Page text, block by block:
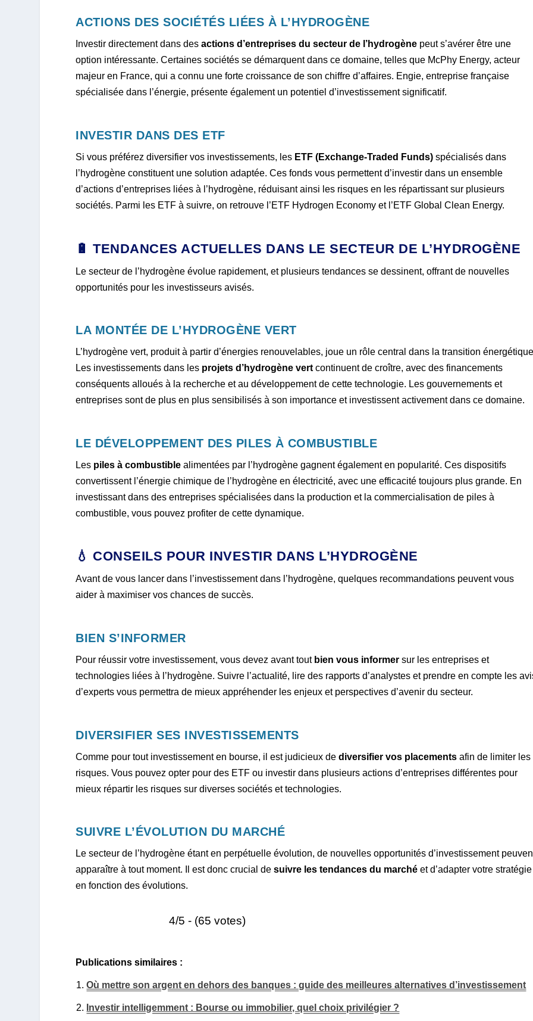
ACTIONS DES SOCIÉTÉS LIÉES À L’HYDROGÈNE
Investir directement dans desactions d’entreprises du secteur de l’hydrogène peut s’avérer être une
option intéressante. Certaines sociétés se démarquent dans ce domaine, telles que McPhy Energy, acteur
majeur en France, qui a connu une forte croissance de son chiffre d’affaires. Engie, entreprise française
spécialisée dans l’énergie, présente également un potentiel d’investissement significatif.
INVESTIR DANS DES ETF
Si vous préférez diversifier vos investissements, les ETF (Exchange-Traded Funds) spécialisés dans
l’hydrogène constituent une solution adaptée. Ces fonds vous permettent d’investir dans un ensemble
d’actions d’entreprises liées à l’hydrogène, réduisant ainsi les risques en les répartissant sur plusieurs
sociétés. Parmi les ETF à suivre, on retrouve l’ETF Hydrogen Economy et l’ETF Global Clean Energy.
🔋 TENDANCES ACTUELLES DANS LE SECTEUR DE L’HYDROGÈNE
Le secteur de l’hydrogène évolue rapidement, et plusieurs tendances se dessinent, offrant de nouvelles
opportunités pour les investisseurs avisés.
LA MONTÉE DE L’HYDROGÈNE VERT
L’hydrogène vert, produit à partir d’énergies renouvelables, joue un rôle central dans la transition
Les investissements dans les projets d’hydrogène vert continuent de croître, avec des financements
conséquents alloués à la recherche et au développement de cette technologie. Les gouvernements et
entreprises sont de plus en plus sensibilisés à son importance et investissent activement dans ce domaine.
LE DÉVELOPPEMENT DES PILES À COMBUSTIBLE
Les piles à combustible alimentées par l’hydrogène gagnent également en popularité. Ces dispositifs
convertissent l’énergie chimique de l’hydrogène en électricité, avec une efficacité toujours plus grande. En
investissant dans des entreprises spécialisées dans la production et la commercialisation de piles à
combustible, vous pouvez profiter de cette dynamique.
💧 CONSEILS POUR INVESTIR DANS L’HYDROGÈNE
Avant de vous lancer dans l’investissement dans l’hydrogène, quelques recommandations peuvent vous
aider à maximiser vos chances de succès.
BIEN S’INFORMER
Pour réussir votre investissement, vous devez avant tout bien vous informer sur les entreprises et
technologies liées à l’hydrogène. Suivre l’actualité, lire des rapports d’analystes et prendre en compte les
d’experts vous permettra de mieux appréhender les enjeux et perspectives d’avenir du secteur.
DIVERSIFIER SES INVESTISSEMENTS
Comme pour tout investissement en bourse, il est judicieux dediversifier vos placements afin de limiter les
risques. Vous pouvez opter pour des ETF ou investir dans plusieurs actions d’entreprises différentes pour
mieux répartir les risques sur diverses sociétés et technologies.
SUIVRE L’ÉVOLUTION DU MARCHÉ
Le secteur de l’hydrogène étant en perpétuelle évolution, de nouvelles opportunités d’investissement
apparaître à tout moment. Il est donc crucial desuivre les tendances du marché et d’adapter votre stratégie
en fonction des évolutions.
4/5 - (65 votes)
Publications similaires :
Où mettre son argent en dehors des banques : guide des meilleures alternatives d’investissement
Investir intelligemment : Bourse ou immobilier, quel choix privilégier ?